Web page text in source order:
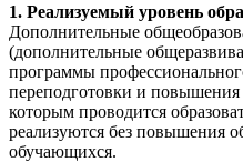
1. Реализуемый уровень
Дополнительные
(дополнительные
программы
переподготовки и
которым проводится
реализуются без повышения
обучающихся.